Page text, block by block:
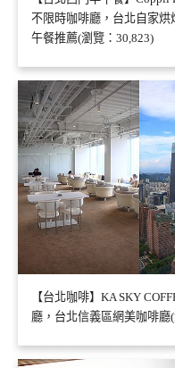
不限時咖啡廳，台北自家
午餐推薦(瀏覽：30,823)
【台北咖啡】KA SKY
廳，台北信義區網美咖啡廳